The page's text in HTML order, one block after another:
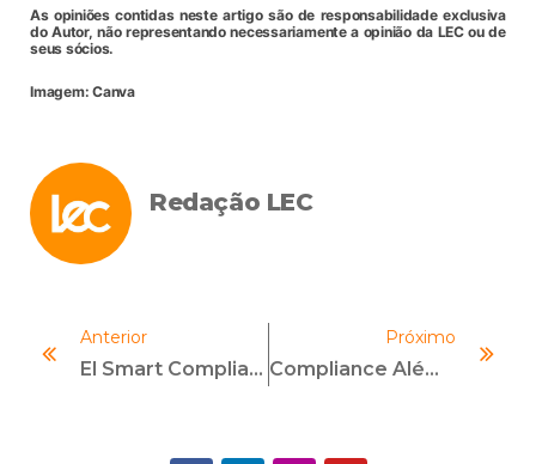
As opiniões contidas neste artigo são de responsabilidade exclusiva
do Autor, não representando necessariamente a opinião da LEC ou de
seus sócios.
Imagem: Canva
Redação LEC
Anterior
El Smart Compliance Y La Importancia De La Ética Corporativa En Los Negocios
Próximo
Compliance Além Do Papel: Por Que O Seu Programa De Integridade Precisa (urgentemente) De Gestão De Mudanças?